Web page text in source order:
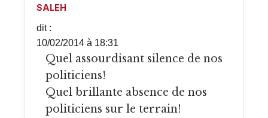
SALEH
dit :
10/02/2014 à 18:31
Quel assourdisant silence de nos
politiciens!
Quel brillante absence de nos
politiciens sur le terrain!